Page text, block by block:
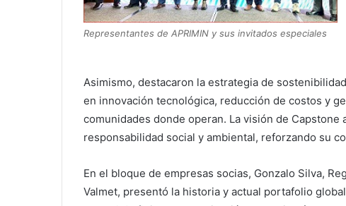
Representantes de APRIMIN y sus invitados especiales
Asimismo, destacaron la estrategia de
en innovación tecnológica, reducción de costos y
comunidades donde operan. La visión de
responsabilidad social y ambiental, reforzando su
En el bloque de empresas socias, Gonzalo Silva,
Valmet, presentó la historia y actual portafolio